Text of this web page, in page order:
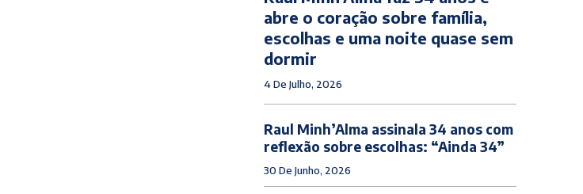
abre o coração sobre família,
escolhas e uma noite quase sem
dormir
4 De Julho, 2026
Raul Minh’Alma assinala 34 anos com
reflexão sobre escolhas: “Ainda 34”
30 De Junho, 2026